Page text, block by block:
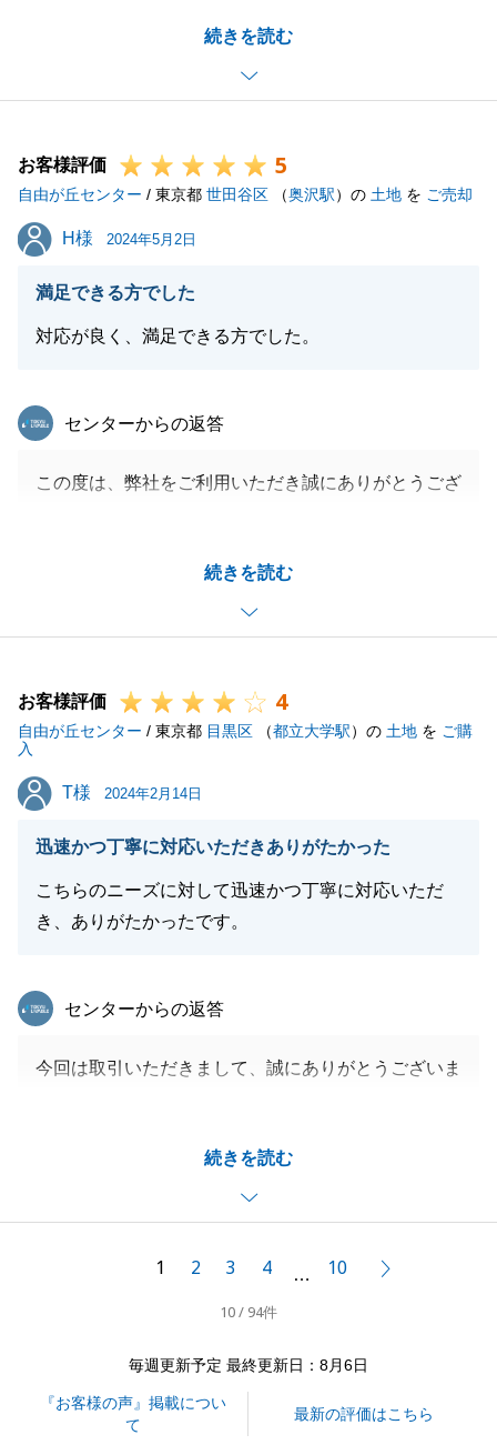
続きを読む
ご連絡を頂いてから早期ご成約ができたことは、Y様
のご協力があったからこそであると感じており、私自
今後もお手伝いできることがございましたら、ぜひお
力添え出来ればと思います。
この度は誠にありがとうございました。
閉じる
お客様評価 5
自由が丘センター / 東京都 世田谷区 （奥沢駅）の 土地 を ご売却
H様
H様 2024年5月2日
満足できる方でした
対応が良く、満足できる方でした。
続きを読む
東急リバブル
センターからの返答
この度は、弊社をご利用いただき誠にありがとうござ
また機会ございましたら、ぜひお声掛け下さい。
お客様評価
4
自由が丘センター / 東京都 目黒区 （都立大学駅）の 土地 を ご購
入
T様
T様 2024年2月14日
迅速かつ丁寧に対応いただきありがたかった
こちらのニーズに対して迅速かつ丁寧に対応いただ
き、ありがたかったです。
続きを読む
東急リバブル
センターからの返答
今回は取引いただきまして、誠にありがとうございま
また何か不動産でお悩み等あればお気軽にお申し付け
ください。
1 2 3 4 … 10
10 / 94件
毎週更新予定 最終更新日：8月6日
『お客様の声』掲載につい
て
最新の評価はこちら